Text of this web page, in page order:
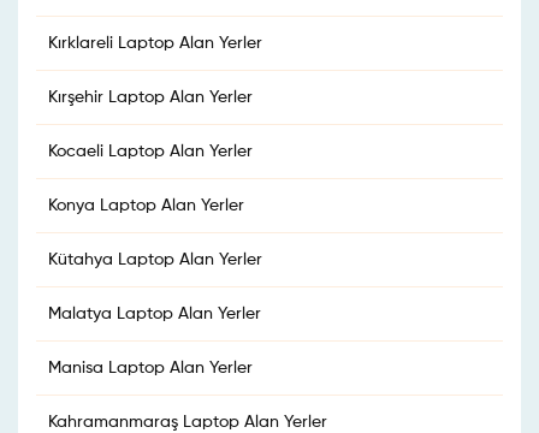
Kırklareli Laptop Alan Yerler
Kırşehir Laptop Alan Yerler
Kocaeli Laptop Alan Yerler
Konya Laptop Alan Yerler
Kütahya Laptop Alan Yerler
Malatya Laptop Alan Yerler
Manisa Laptop Alan Yerler
Kahramanmaraş Laptop Alan Yerler